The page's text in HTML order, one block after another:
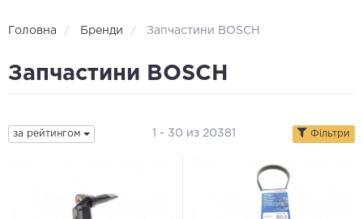
Головна Бренди Запчастини BOSCH
Запчастини BOSCH
за рейтингом 1 - 30 из 20381 Фільтри